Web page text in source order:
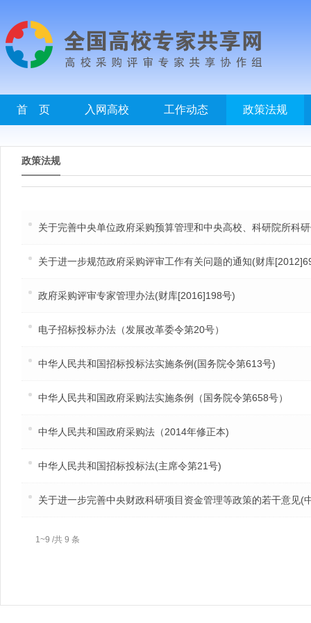
首 页 入网高校 工作动态 政策法规
政策法规
关于完善中央单位政府采购预算管理和中央高校、科研院所科
关于进一步规范政府采购评审工作有关问题的通知(财库
政府采购评审专家管理办法(财库[2016]198号)
电子招标投标办法（发展改革委令第20号）
中华人民共和国招标投标法实施条例(国务院令第613号)
中华人民共和国政府采购法实施条例（国务院令第658号）
中华人民共和国政府采购法（2014年修正本)
中华人民共和国招标投标法(主席令第21号)
关于进一步完善中央财政科研项目资金管理等政策的若干意见(
1~9 /共 9 条